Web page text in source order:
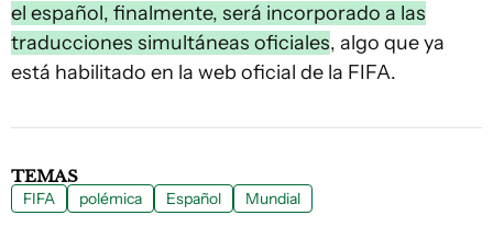
el español, finalmente, será incorporado a las
traducciones simultáneas oficiales, algo que ya
está habilitado en la web oficial de la FIFA.
TEMAS
FIFA polémica Español Mundial